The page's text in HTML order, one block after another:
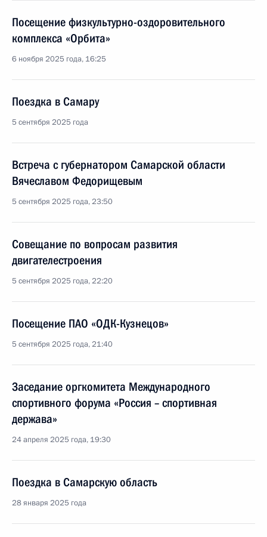
Посещение физкультурно-оздоровительного
комплекса «Орбита»
6 ноября 2025 года, 16:25
Поездка в Самару
5 сентября 2025 года
Встреча с губернатором Самарской области
Вячеславом Федорищевым
5 сентября 2025 года, 23:50
Совещание по вопросам развития
двигателестроения
5 сентября 2025 года, 22:20
Посещение ПАО «ОДК-Кузнецов»
5 сентября 2025 года, 21:40
Заседание оргкомитета Международного
спортивного форума «Россия – спортивная
держава»
24 апреля 2025 года, 19:30
Поездка в Самарскую область
28 января 2025 года